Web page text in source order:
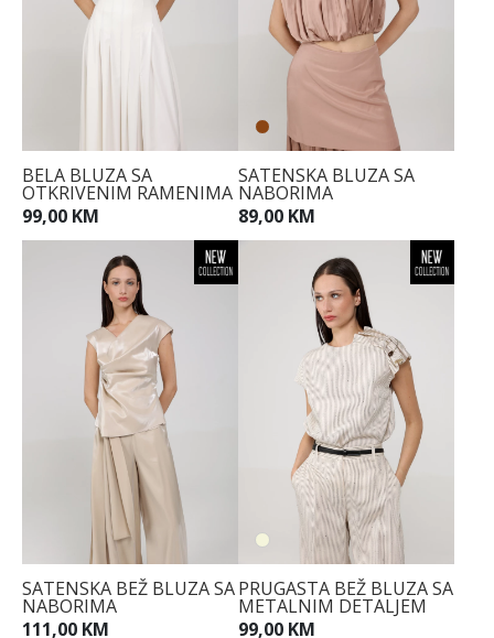
BELA BLUZA SA
OTKRIVENIM RAMENIMA
99,00 KM
SATENSKA BLUZA SA
NABORIMA
89,00 KM
SATENSKA BEŽ BLUZA SA
NABORIMA
111,00 KM
PRUGASTA BEŽ BLUZA SA
METALNIM DETALJEM
99,00 KM